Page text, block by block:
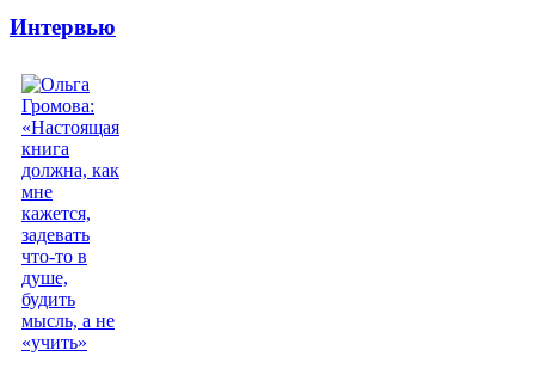
Интервью